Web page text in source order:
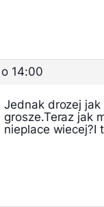
14:00
Jednak drozej
grosze.Teraz jak
nieplace wiecej?I